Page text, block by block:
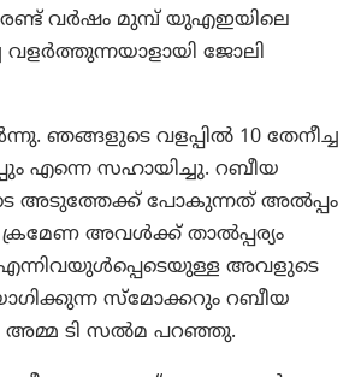
വർഷം മുമ്പ് യുഎഇയിലെ
ജോലി
ഞങ്ങളുടെ വളപ്പിൽ 10 തേനീച്ച
എന്നെ സഹായിച്ചു. റബീയ
അടുത്തേക്ക് പോകുന്നത് അൽപ്പം
അവൾക്ക് താൽപ്പര്യം
എന്നിവയുൾപ്പെടെയുള്ള അവളുടെ
സ്മോക്കറും റബീയ
അമ്മ ടി സൽമ പറഞ്ഞു.